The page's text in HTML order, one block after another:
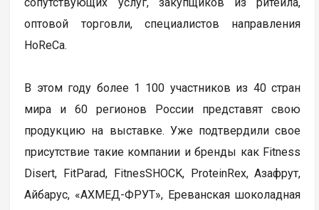
оптовой торговли, специалистов направления
HoReCa.
В этом году более 1 100 участников из 40 стран
мира и 60 регионов России представят свою
продукцию на выставке. Уже подтвердили свое
присутствие такие компании и бренды как Fitness
Disert, FitParad, FitnesSHOCK, ProteinRex, Азафрут,
Айбарус, «АХМЕД-ФРУТ», Ереванская шоколадная